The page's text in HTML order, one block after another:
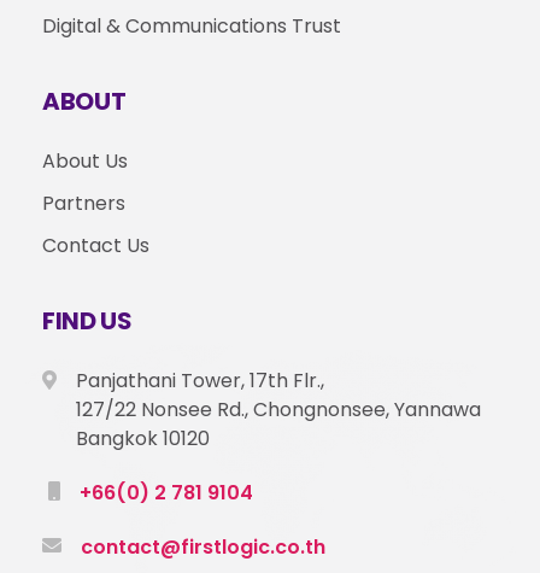
Digital & Communications Trust
ABOUT
About Us
Partners
Contact Us
FIND US
Panjathani Tower, 17th Flr.,
127/22 Nonsee Rd., Chongnonsee, Yannawa
Bangkok 10120
+66(0) 2 781 9104
contact@firstlogic.co.th